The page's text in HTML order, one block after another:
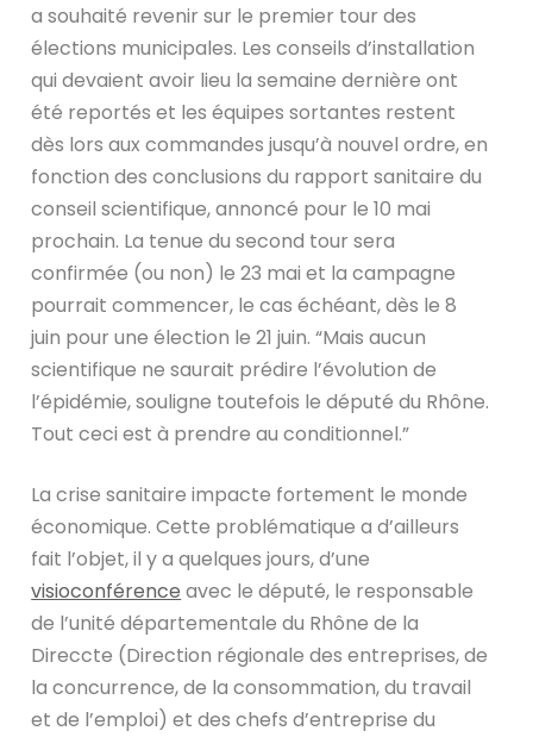
a souhaité revenir sur le premier tour des
élections municipales. Les conseils d’installation
qui devaient avoir lieu la semaine dernière ont
été reportés et les équipes sortantes restent
dès lors aux commandes jusqu’à nouvel ordre, en
fonction des conclusions du rapport sanitaire du
conseil scientifique, annoncé pour le 10 mai
prochain. La tenue du second tour sera
confirmée (ou non) le 23 mai et la campagne
pourrait commencer, le cas échéant, dès le 8
juin pour une élection le 21 juin. “Mais aucun
scientifique ne saurait prédire l’évolution de
l’épidémie, souligne toutefois le député du Rhône.
Tout ceci est à prendre au conditionnel.”
La crise sanitaire impacte fortement le monde
économique. Cette problématique a d’ailleurs
fait l’objet, il y a quelques jours, d’une
visioconférence avec le député, le responsable
de l’unité départementale du Rhône de la
Direccte (Direction régionale des entreprises, de
la concurrence, de la consommation, du travail
et de l’emploi) et des chefs d’entreprise du